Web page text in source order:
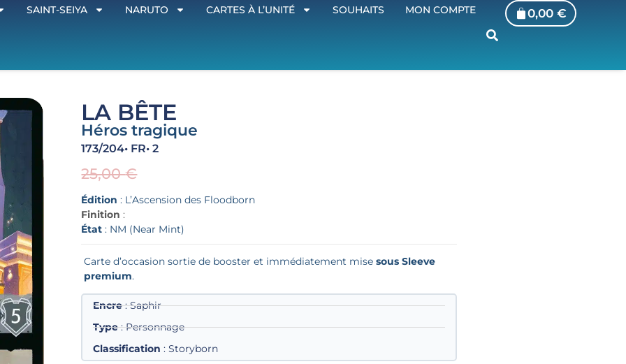
SAINT-SEIYA NARUTO CARTES À L’UNITÉ SOUHAITS MON COMPTE 0,00€
LA BÊTE
Héros tragique
173/204• FR• 2
25,00€
Édition : L’Ascension des Floodborn
Finition :
État : NM (Near Mint)
Carte d’occasion sortie de booster et immédiatement misesous Sleeve
premium.
Encre: Saphir
Type: Personnage
Classification : Storyborn